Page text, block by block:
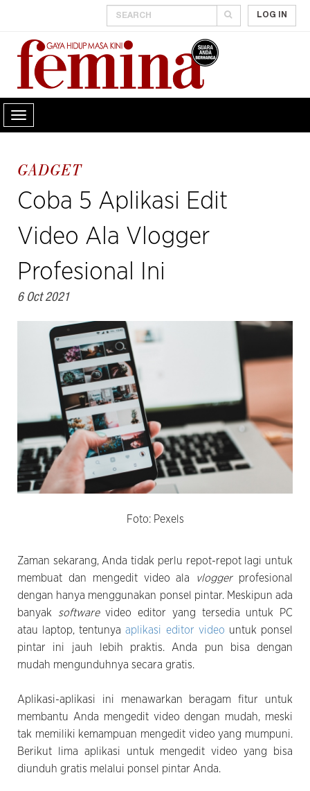
LOG IN
GADGET
Coba 5 Aplikasi Edit
Video Ala Vlogger
Profesional Ini
6 Oct 2021
Foto: Pexels
Zaman sekarang, Anda tidak perlu repot-repot lagi untuk
membuat dan mengedit video ala
vloggerprofesional
dengan hanya menggunakan ponsel pintar. Meskipun ada
banyak softwarevideo editor yang tersedia untuk PC
atau laptop, tentunyaaplikasi editor video untuk ponsel
pintar ini jauh lebih praktis. Anda pun bisa dengan
mudah mengunduhnya secara gratis.
Aplikasi-aplikasi ini menawarkan beragam fitur untuk
membantu Anda mengedit video dengan mudah, meski
tak memiliki kemampuan mengedit video yang mumpuni.
Berikut lima aplikasi untuk mengedit video yang bisa
diunduh gratis melalui ponsel pintar Anda.